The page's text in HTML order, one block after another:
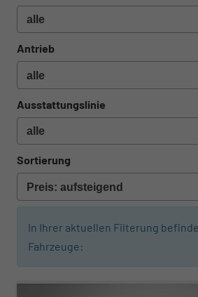
Antrieb
Ausstattungslinie
Sortierung
In Ihrer aktuellen Filterung
Fahrzeuge:
ab 310,– € mtl.